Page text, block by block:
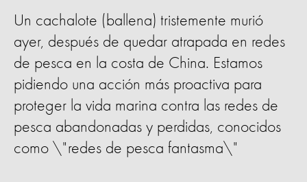
Un cachalote (ballena) tristemente murió
ayer, después de quedar atrapada en redes
de pesca en la costa de China. Estamos
pidiendo una acción más proactiva para
proteger la vida marina contra las redes de
pesca abandonadas y perdidas, conocidos
como \"redes de pesca fantasma\"